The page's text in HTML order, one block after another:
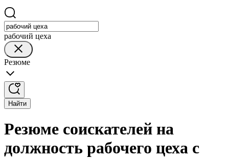
рабочий цеха
Резюме
Найти
Резюме соискателей на
должность рабочего цеха с